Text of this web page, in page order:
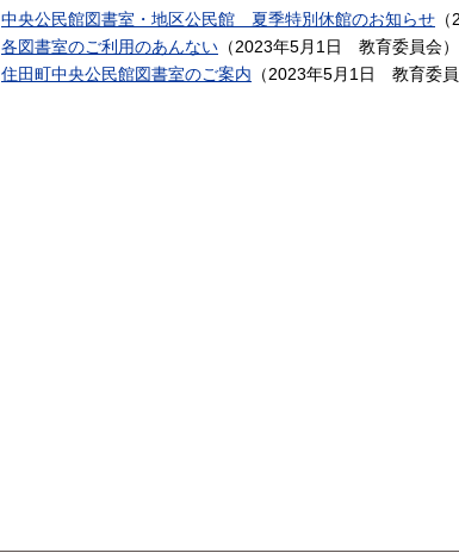
中央公民館図書室・地区公民館 夏季特別休館のお知らせ （
各図書室のご利用のあんない （2023年5月1日 教育委員会）
住田町中央公民館図書室のご案内 （2023年5月1日 教育委